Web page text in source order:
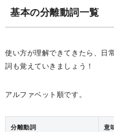
基本の分離動詞一覧
使い方が理解できてきたら、日
詞も覚えていきましょう！
アルファベット順です。
分離動詞 意